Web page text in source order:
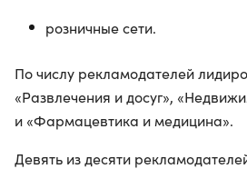
розничные сети.
По числу рекламодателей
«Развлечения и досуг»,
и «Фармацевтика и медицина».
Девять из десяти